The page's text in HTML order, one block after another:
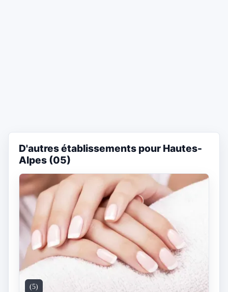
D'autres établissements pour Hautes-
Alpes (05)
(5)